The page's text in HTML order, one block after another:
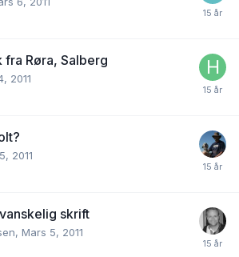
Røra, Salberg
2011
2011
skrift
, Mars 5, 2011